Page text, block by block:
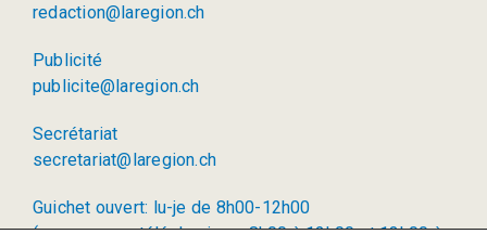
redaction@laregion.ch
Publicité
publicite@laregion.ch
Secrétariat
secretariat@laregion.ch
Guichet ouvert: lu-je de 8h00-12h00
(permanence téléphonique: 8h00 à 12h00 et 13h00 à